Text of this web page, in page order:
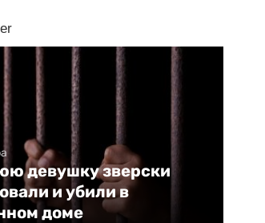
девушку зверски
и убили в
доме